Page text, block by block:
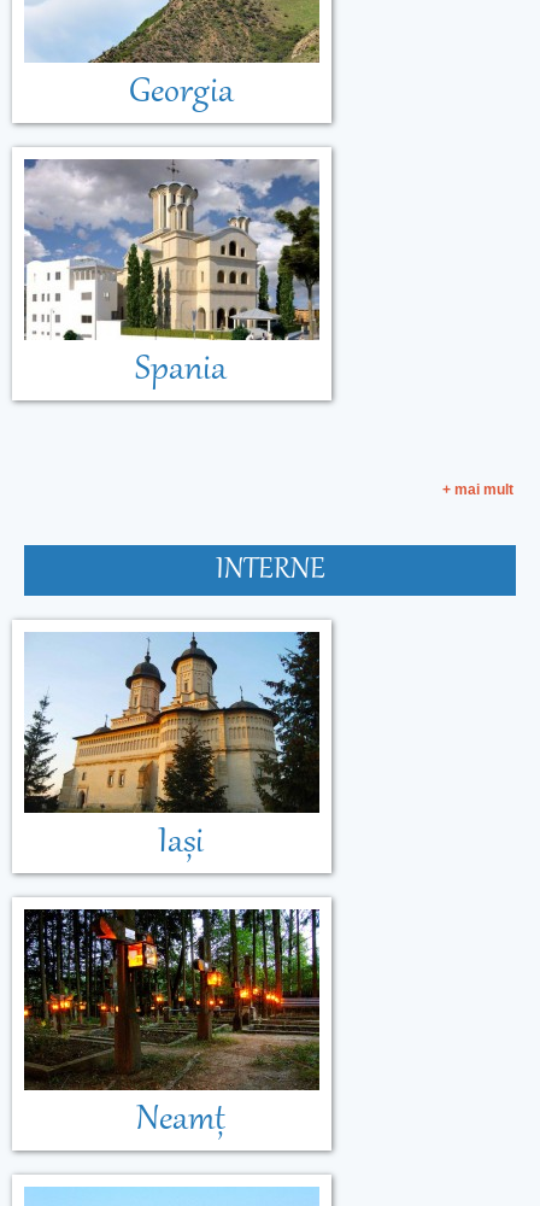
Georgia
Spania
Malta
Muntenegru
+ mai mult
INTERNE
Iași
Neamț